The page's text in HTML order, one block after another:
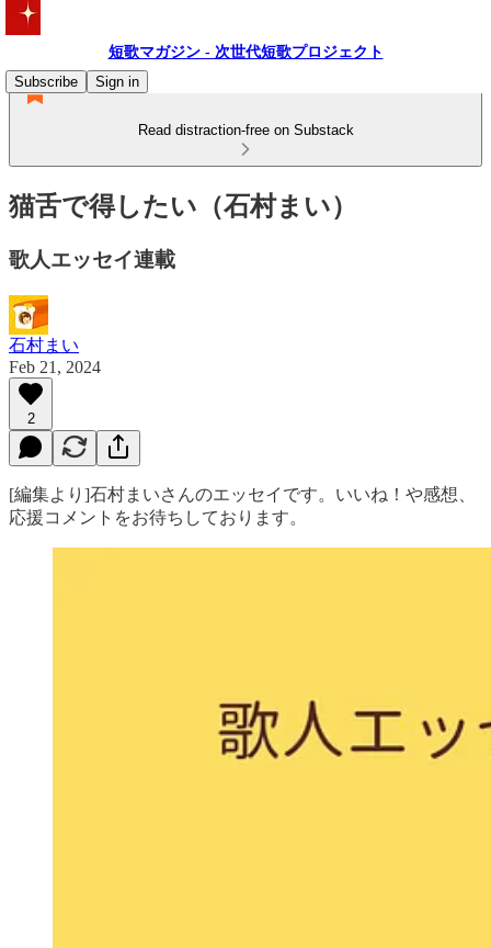
短歌マガジン - 次世代短歌プロジェクト
Subscribe
Sign in
Read distraction-free on Substack
猫舌で得したい（石村まい）
歌人エッセイ連載
石村まい
Feb 21, 2024
2
[編集より]石村まいさんのエッセイです。いいね！や感想、
応援コメントをお待ちしております。